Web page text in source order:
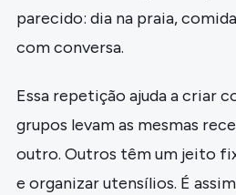
parecido: dia na praia,
com conversa.
Essa repetição ajuda a criar
grupos levam as mesmas
outro. Outros têm um jeito
e organizar utensílios. É